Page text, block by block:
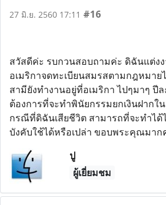
27 มิ.ย. 2560 17:11 #16
สวัสดีค่ะ รบกวนสอบถามค่ะ ดิฉันแต่ง
อเมริกาจดทะเบียนสมรสตามกฎหมา
สามียังทำงานอยู่ที่อเมริกา ไปๆมาๆ ปี
ต้องการที่จะทำพินัยกรรมยกเงินฝาก
กรณีที่ดิฉันเสียชีวิต สามารถที่จะทำได้
บังคับใช้ได้หรือเปล่า ขอบพระคุณมาก
ปู
ผู้เยี่ยมชม